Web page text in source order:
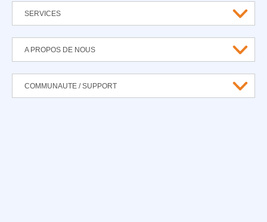
SERVICES
A PROPOS DE NOUS
COMMUNAUTE / SUPPORT